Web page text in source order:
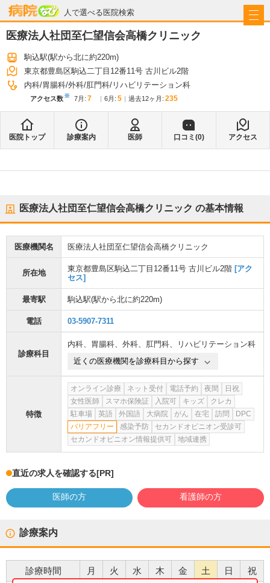
人で選べる医院検索
病院なび
医療法人社団至仁望信会高橋クリニック
駒込駅(駅から北に約220m)
東京都豊島区駒込二丁目12番11号 古川ビル2階
内科 胃腸科 外科 肛門科 リハビリテーション科
アクセス数※ 7月 : 7 6月 : 5 過去12ヶ月: 235
医院トップ 診療案内 医師 口コミ(0) アクセス
医療法人社団至仁望信会高橋クリニック の基本情報
医療機関名 医療法人社団至仁望信会高橋クリニック
所在地 東京都豊島区駒込二丁目12番11号 古川ビル2階 [アク
セス]
最寄駅 駒込駅(駅から北に約220m)
電話 03-5907-7311
診療科目
内科、 胃腸科、 外科、 肛門科、
リハビリテーション科
近くの医療機関を診療科目から探す
特徴
オンライン診療 ネット受付 電話予約 夜間
日祝
女性医師
スマホ保険証 入院可 キッズ
クレカ
駐車場
英語 外国語 大病院 がん 在宅 訪問
DPC
バリアフリー
感染予防
セカンドオピニオン受診可
セカンドオピニオン情報提供可
地域連携
直近の求人を確認する[PR]
医師の方 看護師の方
診療案内
診療時間 月 火 水 木 金 土 日 祝